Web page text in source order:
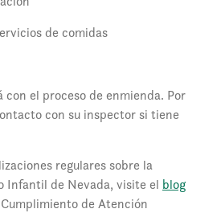
de comidas
con el proceso de enmienda. Por
con su inspector si tiene
regulares sobre la
Infantil de Nevada, visite el blog
de Atención